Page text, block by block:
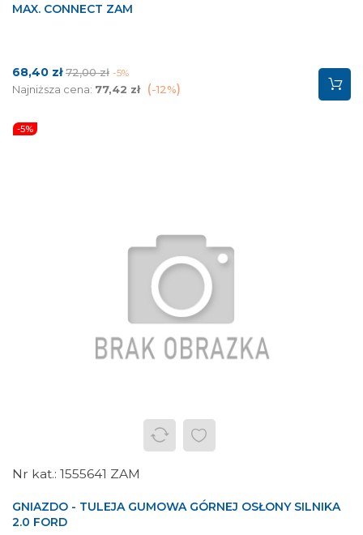
MAX. CONNECT ZAM
Cena
68,40 zł Cena
podstawowa
72,00 zł -5%
Najniższa cena: 77,42 zł -12%
-5%
1555641 ZAM
GNIAZDO - TULEJA GUMOWA GÓRNEJ OSŁONY SILNIKA
2.0 FORD